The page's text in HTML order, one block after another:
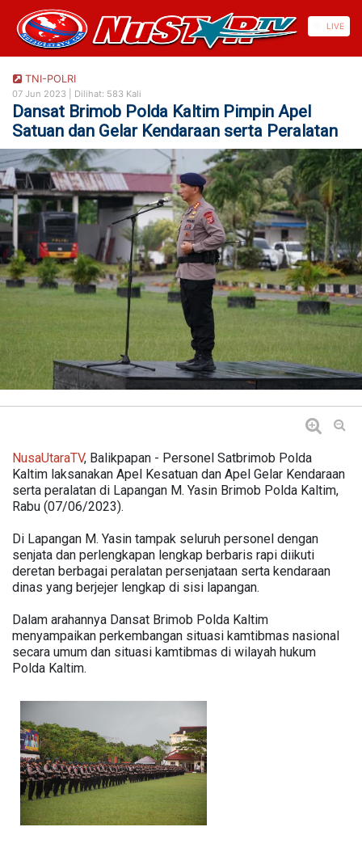
https://nusautaratv.com/
LIVE
TNI-POLRI
07 Jun 2023 | Dilihat: 583 Kali
Dansat Brimob Polda Kaltim Pimpin Apel
Satuan dan Gelar Kendaraan serta Peralatan
NusaUtaraTV, Balikpapan - Personel Satbrimob Polda
Kaltim laksanakan Apel Kesatuan dan Apel Gelar Kendaraan
serta peralatan di Lapangan M. Yasin Brimob Polda Kaltim,
Rabu (07/06/2023).
Di Lapangan M. Yasin tampak seluruh personel dengan
senjata dan perlengkapan lengkap berbaris rapi diikuti
deretan berbagai peralatan persenjataan serta kendaraan
dinas yang berjejer lengkap di sisi lapangan.
Dalam arahannya Dansat Brimob Polda Kaltim
menyampaikan perkembangan situasi kamtibmas nasional
secara umum dan situasi kamtibmas di wilayah hukum
Polda Kaltim.